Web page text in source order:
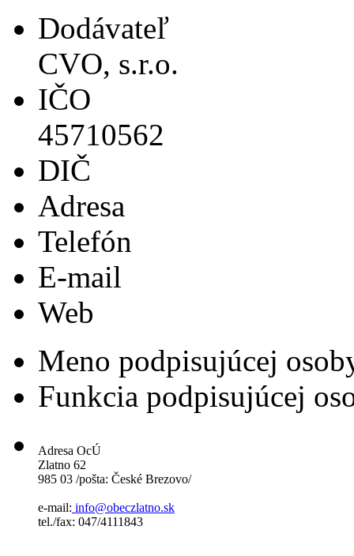
Dodávateľ
CVO, s.r.o.
IČO
45710562
DIČ
Adresa
Telefón
E-mail
Web
Meno podpisujúcej
Funkcia podpisujúcej
Adresa OcÚ
Zlatno 62
985 03 /pošta: České Brezovo/
e-mail: info@obeczlatno.sk
tel./fax: 047/4111843